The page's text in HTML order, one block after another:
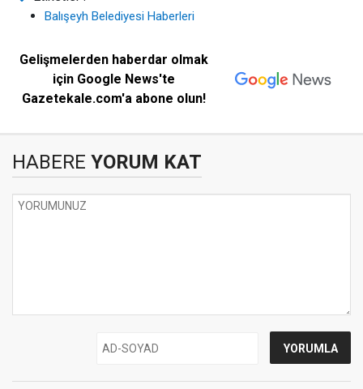
Balışeyh Belediyesi Haberleri
Gelişmelerden haberdar olmak
için Google News'te
Gazetekale.com'a abone olun!
HABERE YORUM KAT